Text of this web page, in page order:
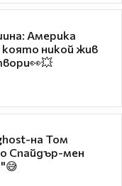
Америка
която никой жив
на Том
Спайдър-мен